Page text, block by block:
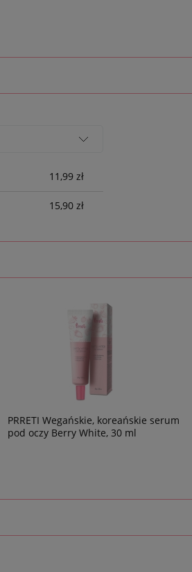
11,99 zł
15,90 zł
PRRETI Wegańskie, koreańskie serum
pod oczy Berry White, 30 ml